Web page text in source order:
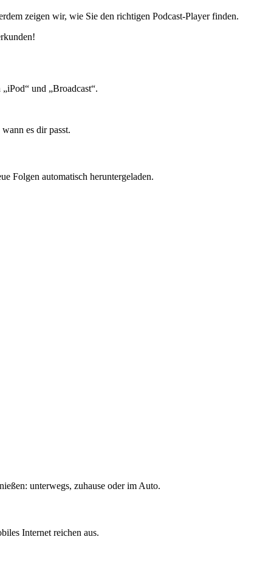
zeigen wir, wie Sie den richtigen Podcast-Player finden.
und „Broadcast“.
es dir passt.
Folgen automatisch heruntergeladen.
unterwegs, zuhause oder im Auto.
Internet reichen aus.